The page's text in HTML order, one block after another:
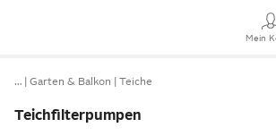
Mein
… Garten & Balkon Teiche
Teichfilterpumpen